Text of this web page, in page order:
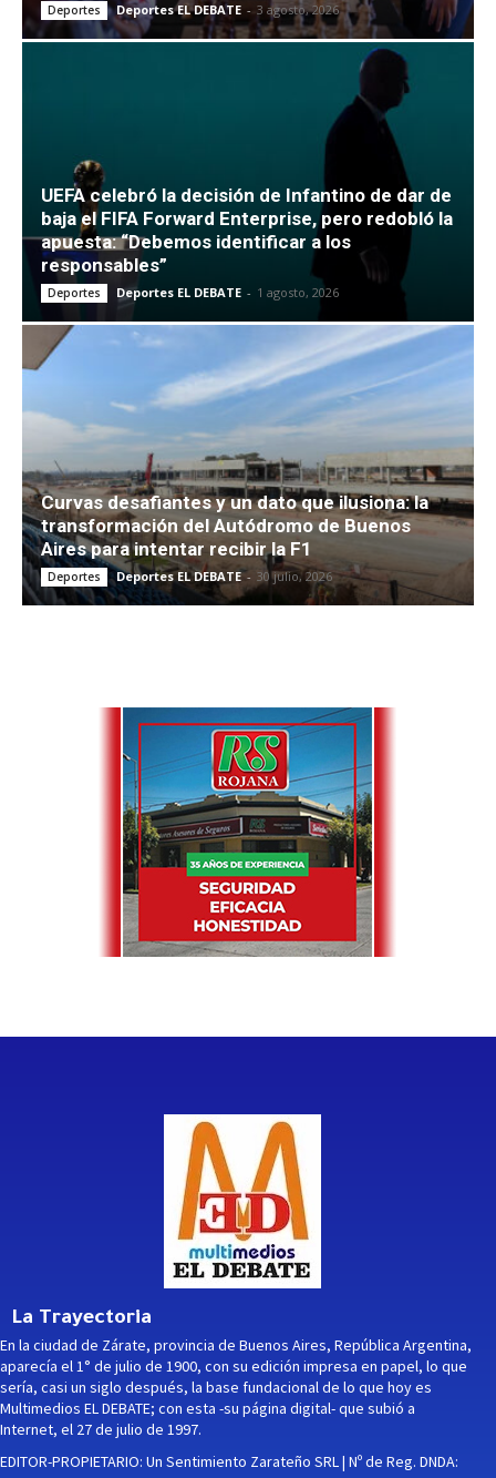
Deportes Deportes EL DEBATE - 3 agosto, 2026
UEFA celebró la decisión de Infantino de dar de
baja el FIFA Forward Enterprise, pero redobló la
apuesta: “Debemos identificar a los
responsables”
Deportes Deportes EL DEBATE - 1 agosto, 2026
Curvas desafiantes y un dato que ilusiona: la
transformación del Autódromo de Buenos
Aires para intentar recibir la F1
Deportes Deportes EL DEBATE - 30 julio, 2026
La Trayectoria
En la ciudad de Zárate, provincia de Buenos Aires, República Argentina,
aparecía el 1° de julio de 1900, con su edición impresa en papel, lo que
sería, casi un siglo después, la base fundacional de lo que hoy es
Multimedios EL DEBATE; con esta -su página digital- que subió a
Internet, el 27 de julio de 1997.
EDITOR-PROPIETARIO: Un Sentimiento Zarateño SRL | Nº de Reg. DNDA: